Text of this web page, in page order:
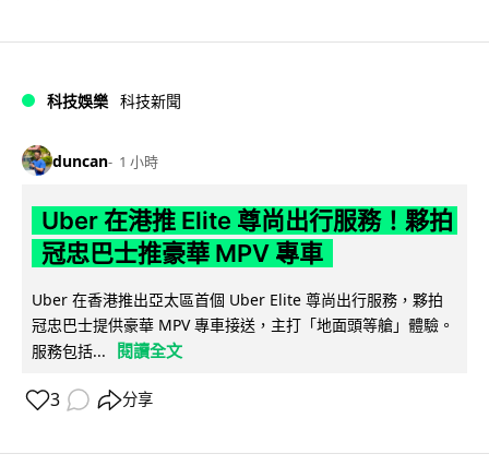
科技娛樂 科技新聞
duncan 1 小時
Uber 在港推 Elite 尊尚出行服務！夥拍
冠忠巴士推豪華 MPV 專車
Uber 在香港推出亞太區首個 Uber Elite 尊尚出行服務，夥拍
冠忠巴士提供豪華 MPV 專車接送，主打「地面頭等艙」體驗。
服務包括...
閱讀全文
3 分享